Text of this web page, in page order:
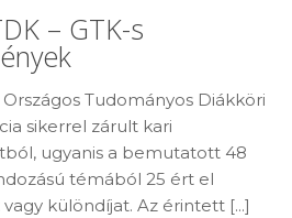
– GTK-s
Országos Tudományos Diákköri
sikerrel zárult kari
ugyanis a bemutatott 48
témából 25 ért el
vagy különdíjat. Az érintett [...]